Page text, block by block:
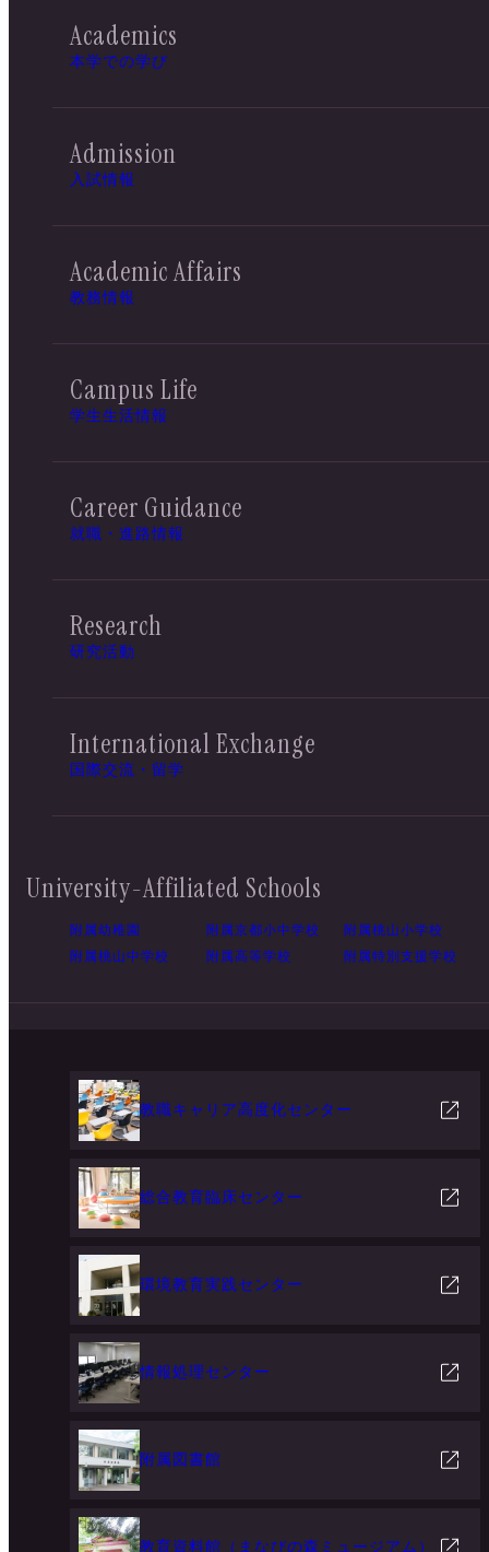
Academics
本学での学び
Admission
入試情報
Academic Affairs
教務情報
Campus Life
学生生活情報
Career Guidance
就職・進路情報
Research
研究活動
International Exchange
国際交流・留学
University-Affiliated Schools
附属幼稚園 附属京都小中学校
附属桃山小学校
附属桃山中学校
附属高等学校 附属特別支援学校
教職キャリア高度化センター
総合教育臨床センター
環境教育実践センター
情報処理センター
附属図書館
教育資料館（まなびの森ミュージアム）